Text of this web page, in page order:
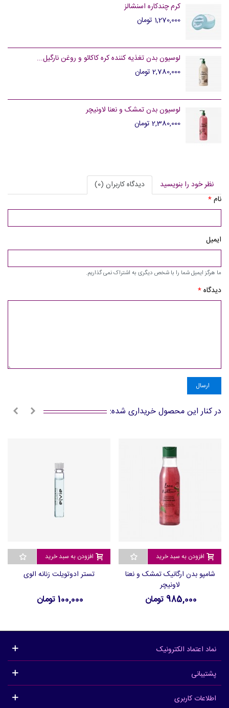
کرم چندکاره اسنشالز
1,270,000 تومان
لوسیون بدن تغذیه کننده کره کاکائو و روغن نارگیل...
2,780,000 تومان
لوسیون بدن تمشک و نعنا لاونیچر
2,380,000 تومان
نظر خود را بنویسید
دیدگاه کاربران (0)
نام*
ایمیل
ما هرگز ایمیل شما را با شخص دیگری به اشتراک نمی گذاریم.
دیدگاه*
ارسال
در کنار این محصول خریداری شده:
افزودن به سبد خرید
شامپو بدن ارگانیک تمشک و نعنا
لاونیچر
985,000 تومان
افزودن به سبد خرید
تستر ادوتویلت زنانه الوی
100,000 تومان
نماد اعتماد الکترونیک
پشتیبانی
اطلاعات کاربری